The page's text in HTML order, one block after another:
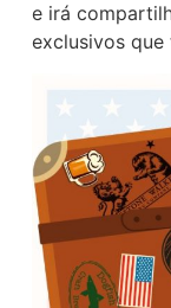
e irá
exclusivos que